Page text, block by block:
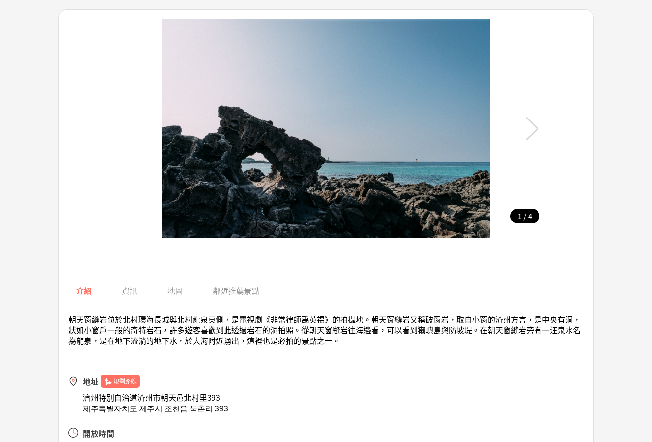
1 / 4
介紹 資訊 地圖 鄰近推薦景點
朝天窗縫岩位於北村環海長城與北村龍泉東側，是電視劇《非常律師禹英禑》的拍攝地。朝天窗縫岩又稱破窗岩，取自小窗的濟州方言，是中央有洞，
狀如小窗戶一般的奇特岩石，許多遊客喜歡到此透過岩石的洞拍照。從朝天窗縫岩往海邊看，可以看到獺嶼島與防坡堤。在朝天窗縫岩旁有一汪泉水名
為龍泉，是在地下流淌的地下水，於大海附近湧出，這裡也是必拍的景點之一。
地址 規劃路線
濟州特別自治道濟州市朝天邑北村里393
제주특별자치도 제주시 조천읍 북촌리 393
開放時間